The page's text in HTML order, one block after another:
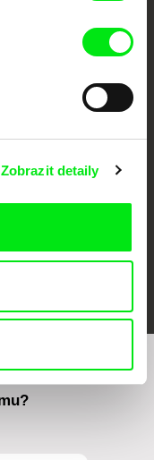
Zobrazit detaily
DOK Leipzig
o našem